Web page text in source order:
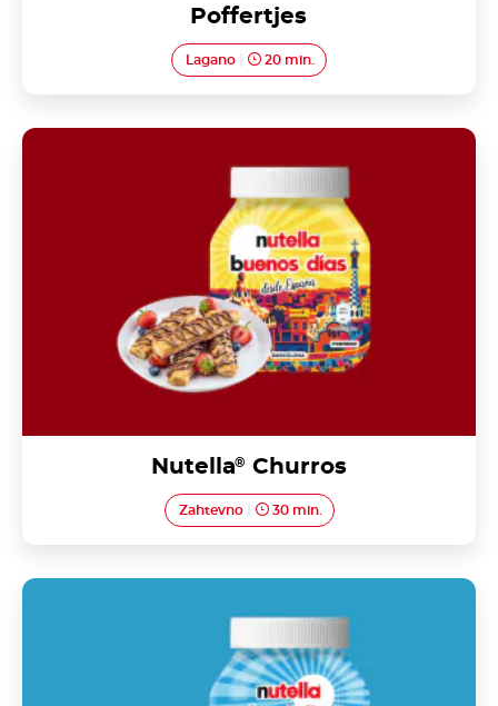
Poffertjes
Lagano 20 min.
Nutella® Churros
Zahtevno 30 min.